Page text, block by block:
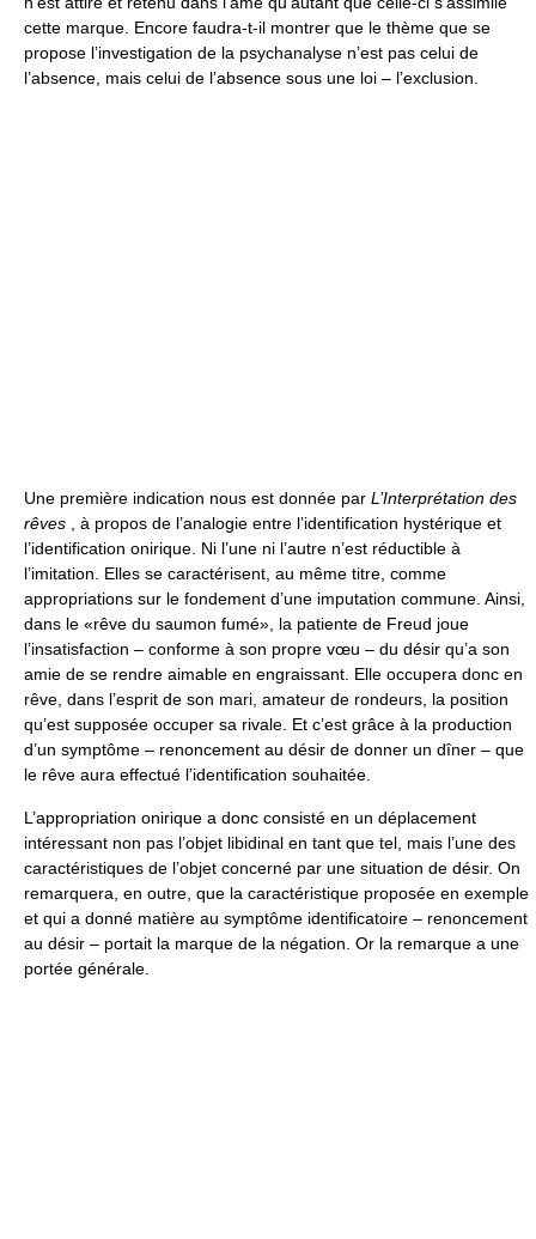
cette marque. Encore faudra-t-il montrer que le thème que se
propose l’investigation de la psychanalyse n’est pas celui de
l’absence, mais celui de l’absence sous une loi – l’exclusion.
Une première indication nous est donnée par L’Interprétation des
rêves , à propos de l’analogie entre l’identification hystérique et
l’identification onirique. Ni l’une ni l’autre n’est réductible à
l’imitation. Elles se caractérisent, au même titre, comme
appropriations sur le fondement d’une imputation commune. Ainsi,
dans le «rêve du saumon fumé», la patiente de Freud joue
l’insatisfaction – conforme à son propre vœu – du désir qu’a son
amie de se rendre aimable en engraissant. Elle occupera donc en
rêve, dans l’esprit de son mari, amateur de rondeurs, la position
qu’est supposée occuper sa rivale. Et c’est grâce à la production
d’un symptôme – renoncement au désir de donner un dîner – que
le rêve aura effectué l’identification souhaitée.
L’appropriation onirique a donc consisté en un déplacement
intéressant non pas l’objet libidinal en tant que tel, mais l’une des
caractéristiques de l’objet concerné par une situation de désir. On
remarquera, en outre, que la caractéristique proposée en exemple
et qui a donné matière au symptôme identificatoire – renoncement
au désir – portait la marque de la négation. Or la remarque a une
portée générale.